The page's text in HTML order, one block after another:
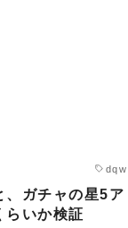
dqw
、ガチャの星5ア
らいか検証